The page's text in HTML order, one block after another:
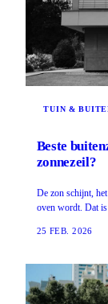
TUIN &
Beste
zonnezeil?
De zon schijnt,
oven wordt. Dat is
25 FEB. 2026